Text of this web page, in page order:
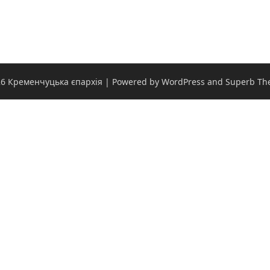
Кременчуцька єпархія | Powered by WordPress and Superb